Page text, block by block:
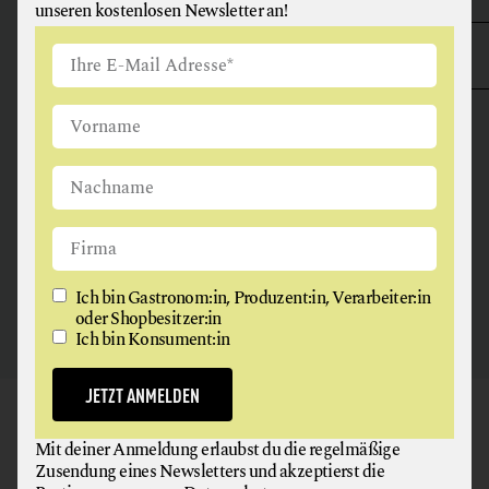
ANGUS & ARTHUR
FLEISCH + FLEISCHERZEUGNISSE
2326 Maria Lanzendorf
GAUMEN HOCH
NEWSLETTER
unseren kostenlosen Newsletter an!
Ich bin Gastronom:in, Produzent:in, Verarbeiter:in
oder Shopbesitzer:in
Ich bin Konsument:in
JETZT ANMELDEN
Mit deiner Anmeldung erlaubst du die regelmäßige
Zusendung eines Newsletters und akzeptierst die